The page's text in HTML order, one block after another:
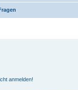
anmelden!